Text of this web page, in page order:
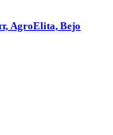
AgroElita, Bejo